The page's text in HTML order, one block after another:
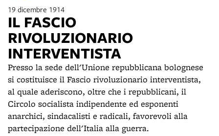
19 dicembre 1914
IL FASCIO
RIVOLUZIONARIO
INTERVENTISTA
Presso la sede dell'Unione repubblicana bolognese
si costituisce il Fascio rivoluzionario interventista,
al quale aderiscono, oltre che i repubblicani, il
Circolo socialista indipendente ed esponenti
anarchici, sindacalisti e radicali, favorevoli alla
partecipazione dell'Italia alla guerra.